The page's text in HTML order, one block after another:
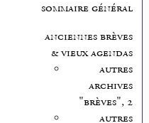
sommaire général
anciennes brèves
& vieux agendas
autres
archives
"brèves", 2
autres